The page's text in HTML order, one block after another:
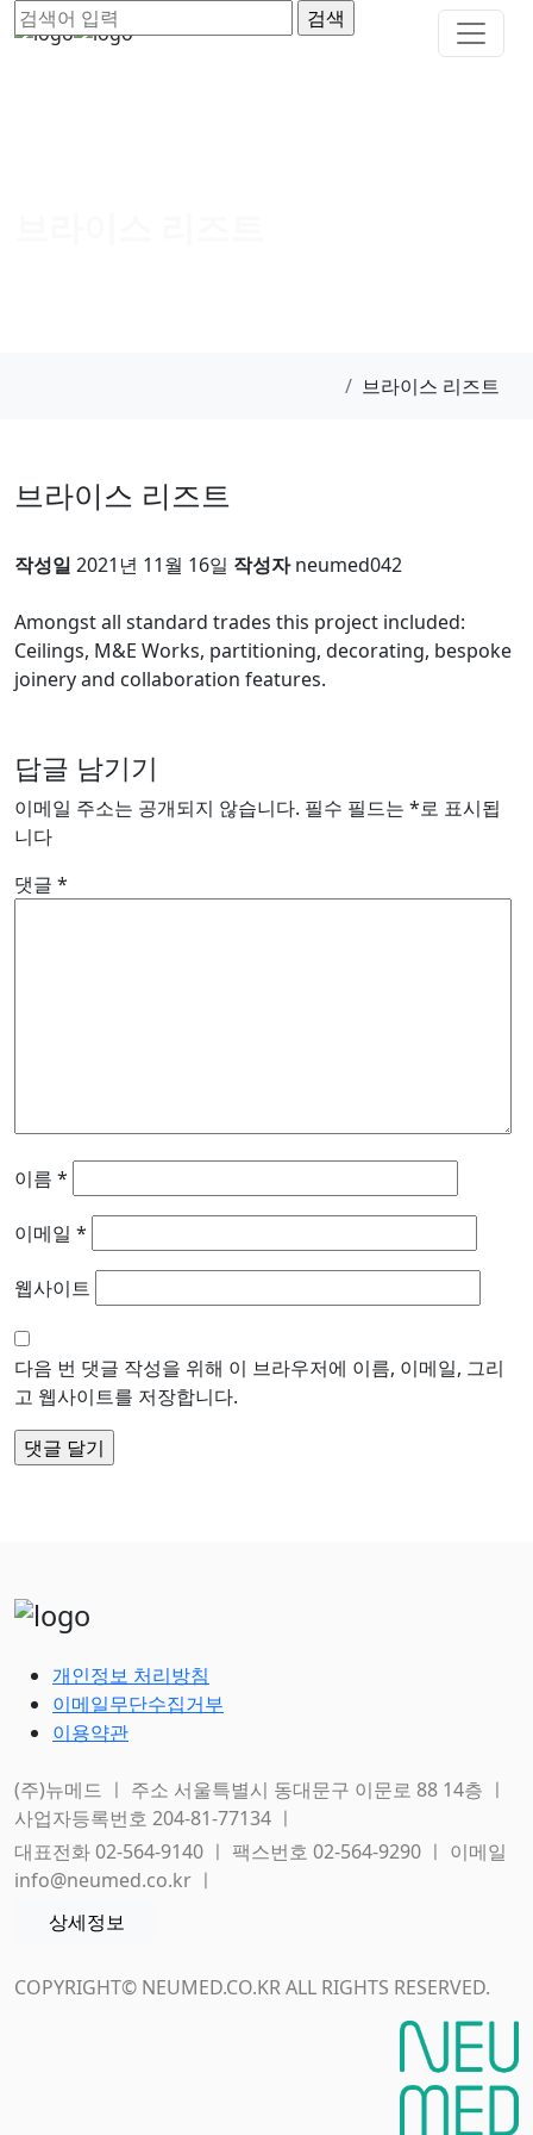
브라이스 리즈트
브라이스 리즈트
작성일 2021년 11월 16일 작성자neumed042
Amongst all standard trades this project included:
Ceilings, M&E Works, partitioning, decorating, bespoke
joinery and collaboration features.
답글 남기기
이메일 주소는 공개되지 않습니다. 필수 필드는 *로 표시됩
니다
댓글 *
이름 *
이메일 *
웹사이트
다음 번 댓글 작성을 위해 이 브라우저에 이름, 이메일, 그리
고 웹사이트를 저장합니다.
개인정보 처리방침
이메일무단수집거부
이용약관
(주)뉴메드 ㅣ 주소 서울특별시 동대문구 이문로 88 14층 ㅣ
사업자등록번호 204-81-77134 ㅣ
대표전화 02-564-9140 ㅣ 팩스번호 02-564-9290 ㅣ 이메일
info@neumed.co.kr ㅣ
상세정보
COPYRIGHT© NEUMED.CO.KR ALL RIGHTS RESERVED.